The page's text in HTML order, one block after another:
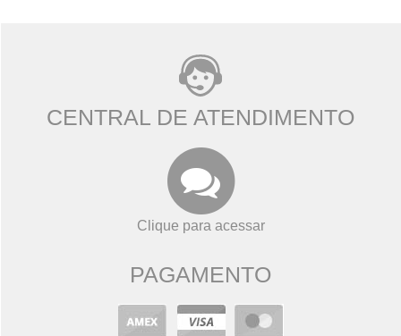
CENTRAL DE ATENDIMENTO
Clique para acessar
PAGAMENTO